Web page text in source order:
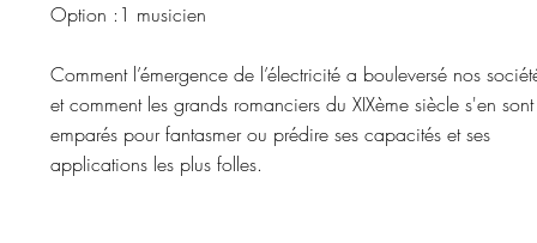
Option :1 musicien
Comment l’émergence de l’électricité a bouleversé nos
et comment les grands romanciers du XIXème siècle s'en sont
emparés pour fantasmer ou prédire ses capacités et ses
applications les plus folles.